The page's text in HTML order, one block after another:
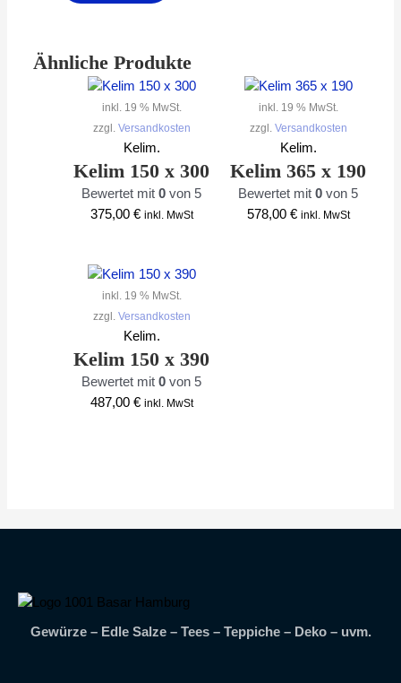
Ähnliche Produkte
inkl. 19 % MwSt.
zzgl. Versandkosten
Kelim.
Kelim 150 x 300
Bewertet mit0 von 5
375,00 € inkl. MwSt
inkl. 19 % MwSt.
zzgl. Versandkosten
Kelim.
Kelim 365 x 190
Bewertet mit0 von 5
578,00 € inkl. MwSt
inkl. 19 % MwSt.
zzgl. Versandkosten
Kelim.
Kelim 150 x 390
Bewertet mit0 von 5
487,00 € inkl. MwSt
Gewürze – Edle Salze – Tees – Teppiche – Deko – uvm.